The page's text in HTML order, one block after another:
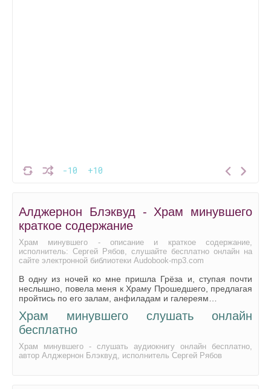
-10 +10
Алджернон Блэквуд - Храм минувшего
краткое содержание
Храм минувшего - описание и краткое содержание,
исполнитель: Сергей Рябов, слушайте бесплатно онлайн на
сайте электронной библиотеки Audobook-mp3.com
В одну из ночей ко мне пришла Грёза и, ступая почти
неслышно, повела меня к Храму Прошедшего, предлагая
пройтись по его залам, анфиладам и галереям…
Храм минувшего слушать онлайн
бесплатно
Храм минувшего - слушать аудиокнигу онлайн бесплатно,
автор Алджернон Блэквуд, исполнитель Сергей Рябов